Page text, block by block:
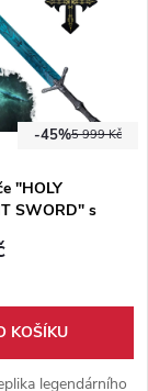
5 999 Kč
-45%
"HOLY
SWORD" s
KOŠÍKU
legendárního